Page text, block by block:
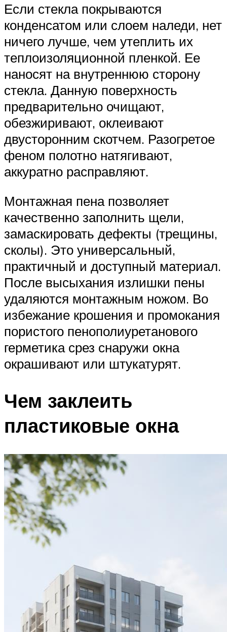
Если стекла покрываются
конденсатом или слоем наледи, нет
ничего лучше, чем утеплить их
теплоизоляционной пленкой. Ее
наносят на внутреннюю сторону
стекла. Данную поверхность
предварительно очищают,
обезжиривают, оклеивают
двусторонним скотчем. Разогретое
феном полотно натягивают,
аккуратно расправляют.
Монтажная пена позволяет
качественно заполнить щели,
замаскировать дефекты (трещины,
сколы). Это универсальный,
практичный и доступный материал.
После высыхания излишки пены
удаляются монтажным ножом. Во
избежание крошения и промокания
пористого пенополиуретанового
герметика срез снаружи окна
окрашивают или штукатурят.
Чем заклеить
пластиковые окна